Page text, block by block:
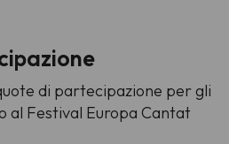
di partecipazione per gli
al Festival Europa Cantat